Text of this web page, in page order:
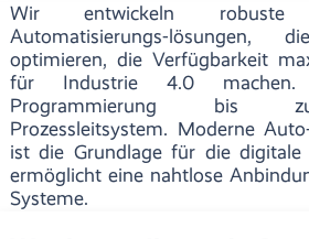
Wir entwickeln
Automatisierungs-lösungen,
optimieren, die Verfügbarkeit
für Industrie 4.0
Programmierung bis
Prozessleitsystem. Moderne
ist die Grundlage für die digitale
ermöglicht eine nahtlose
Systeme.